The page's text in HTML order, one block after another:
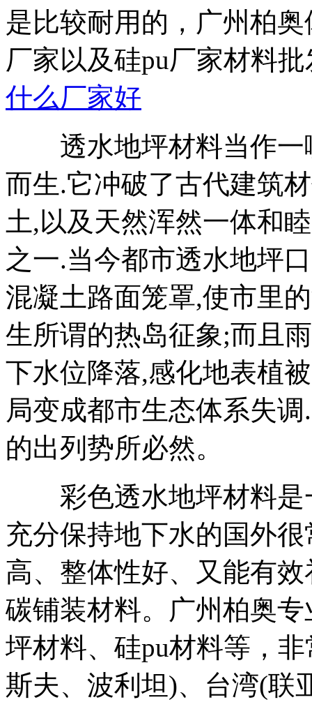
是比较耐用的，广州柏
厂家以及硅pu厂家材料
什么厂家好
透水地坪材料当作一
而生.它冲破了古代建筑
土,以及天然浑然一体和
之一.当今都市透水地坪
混凝土路面笼罩,使市里
生所谓的热岛征象;而且
下水位降落,感化地表植
局变成都市生态体系失
的出列势所必然。
彩色透水地坪材料是
充分保持地下水的国外
高、整体性好、又能有
碳铺装材料。广州柏奥
坪材料、硅pu材料等，
斯夫、波利坦)、台湾(联